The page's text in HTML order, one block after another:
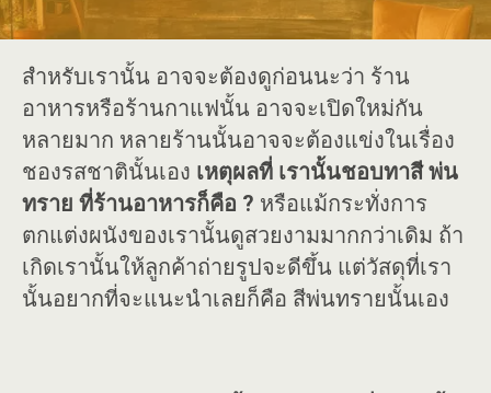
สำหรับเรานั้น อาจจะต้องดูก่อนนะว่า ร้าน
อาหารหรือร้านกาแฟนั้น อาจจะเปิดใหม่กัน
หลายมาก หลายร้านนั้นอาจจะต้องแข่งในเรื่อง
ชองรสชาตินั้นเอง เหตุผลที่ เรานั้นชอบทาสี พ่น
ทราย ที่ร้านอาหารก็คือ ? หรือแม้กระทั่งการ
ตกแต่งผนังของเรานั้นดูสวยงามมากกว่าเดิม ถ้า
เกิดเรานั้นให้ลูกค้าถ่ายรูปจะดีขึ้น แต่วัสดุที่เรา
นั้นอยากที่จะแนะนำเลยก็คือ สีพ่นทรายนั้นเอง